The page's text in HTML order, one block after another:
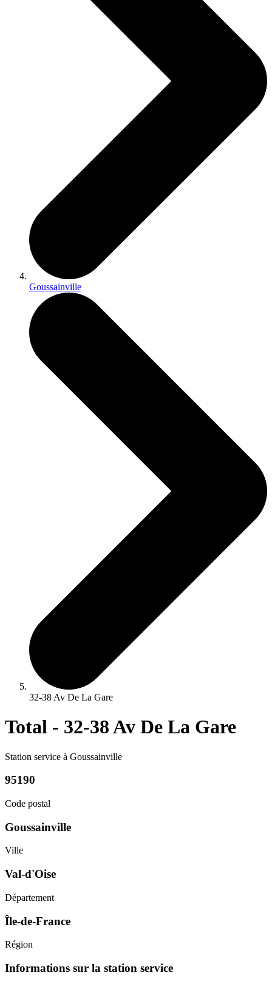
Goussainville
32-38 Av De La Gare
Total - 32-38 Av De La Gare
Station service à Goussainville
95190
Code postal
Goussainville
Ville
Val-d'Oise
Département
Île-de-France
Région
Informations sur la station service